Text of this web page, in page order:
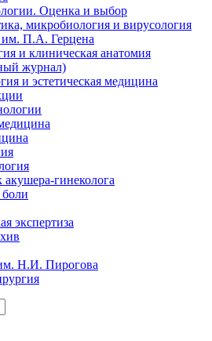
Оценка и выбор
микробиология и вирусология
П.А. Герцена
и клиническая анатомия
журнал)
и эстетическая медицина
гинеколога
экспертиза
Н.И. Пирогова